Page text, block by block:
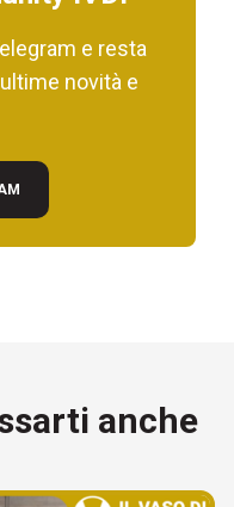
e resta
novità e
anche